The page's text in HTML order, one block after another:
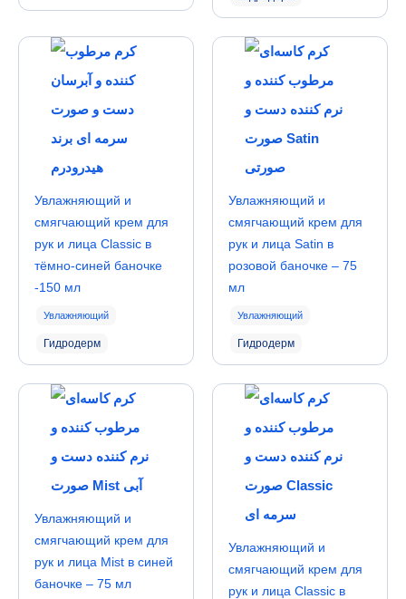
Увлажняющий и
смягчающий крем для
рук и лица Classic в
тёмно-синей баночке
-150 мл
Увлажняющий
Гидродерм
Увлажняющий и
смягчающий крем для
рук и лица Satin в
розовой баночке – 75
мл
Увлажняющий
Гидродерм
Увлажняющий и
смягчающий крем для
рук и лица Mist в синей
баночке – 75 мл
Увлажняющий и
смягчающий крем для
рук и лица Classic в